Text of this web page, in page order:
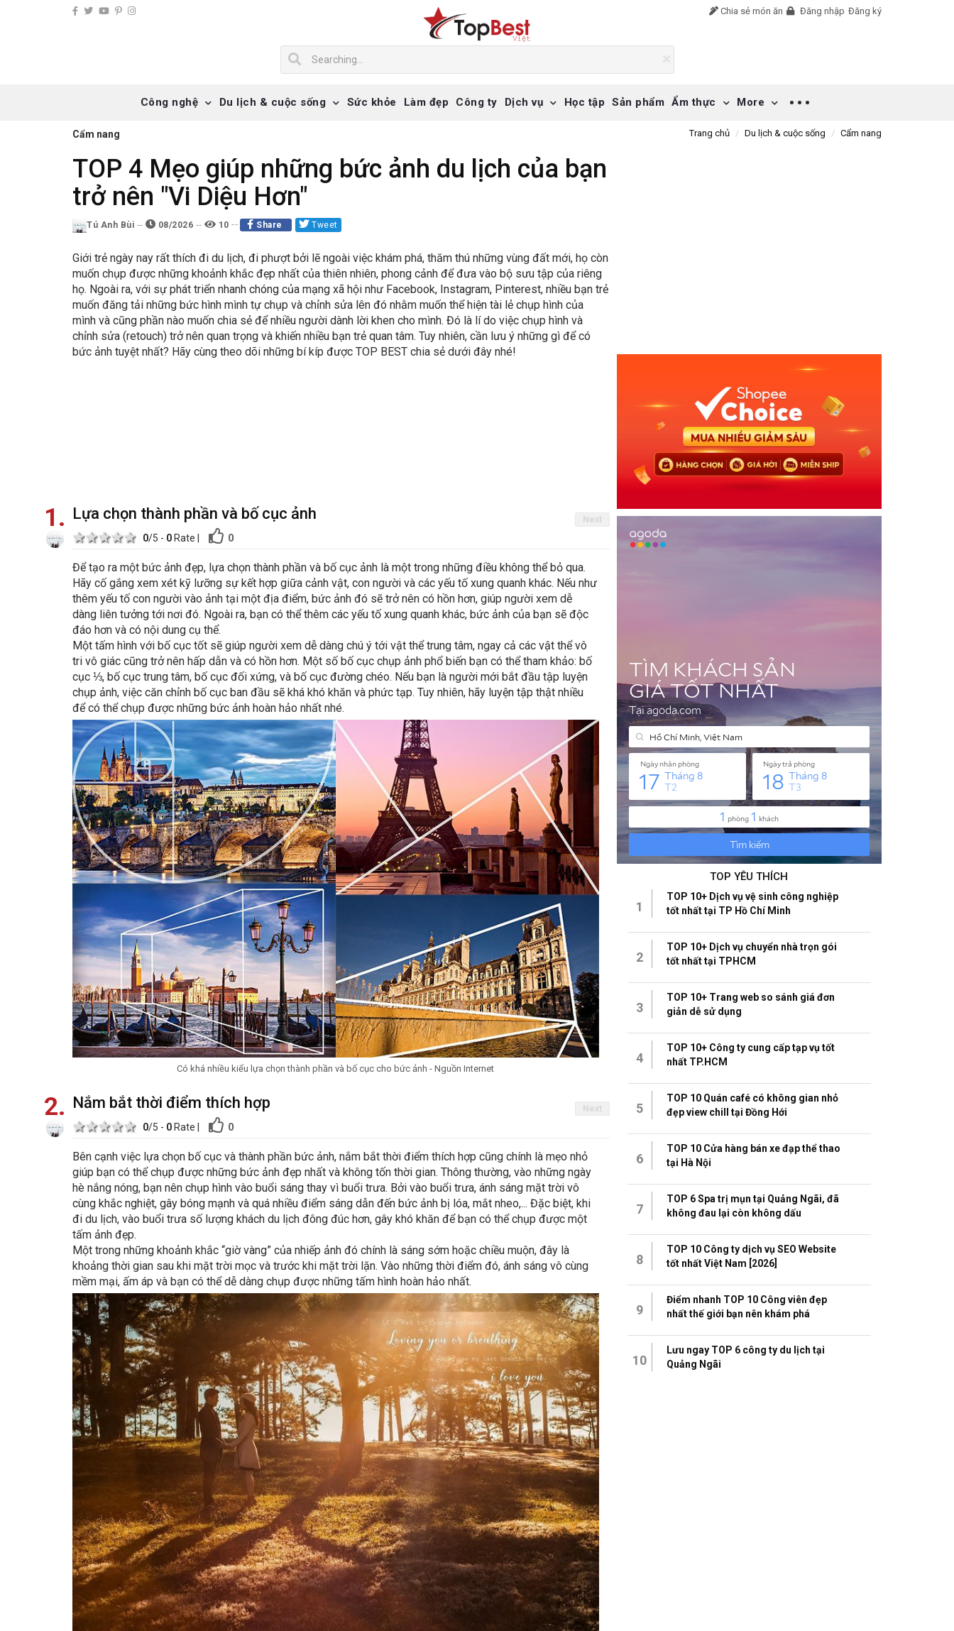
Chia sẻ món ăn Đăng nhập Đăng ký
Công nghệ Du lịch & cuộc sống Sức khỏe Làm đẹp Công ty Dịch vụ Học tập Sản phẩm Ẩm thực More
Cẩm nang Trang chủ Du lịch & cuộc sống Cẩm nang
TOP 4 Mẹo giúp những bức ảnh du lịch của bạn
trở nên "Vi Diệu Hơn"
Tú Anh Bùi 08/2026 10 Share Tweet
Giới trẻ ngày nay rất thích đi du lịch, đi phượt bởi lẽ ngoài việc khám phá, thăm thú những vùng đất mới, họ còn
muốn chụp được những khoảnh khắc đẹp nhất của thiên nhiên, phong cảnh để đưa vào bộ sưu tập của riêng
họ. Ngoài ra, với sự phát triển nhanh chóng của mạng xã hội như Facebook, Instagram, Pinterest, nhiều bạn trẻ
muốn đăng tải những bức hình mình tự chụp và chỉnh sửa lên đó nhằm muốn thể hiện tài lẻ chụp hình của
mình và cũng phần nào muốn chia sẻ để nhiều người dành lời khen cho mình. Đó là lí do việc chụp hình và
chỉnh sửa (retouch) trở nên quan trọng và khiến nhiều bạn trẻ quan tâm. Tuy nhiên, cần lưu ý những gì để có
bức ảnh tuyệt nhất? Hãy cùng theo dõi những bí kíp được TOP BEST chia sẻ dưới đây nhé!
Next
1 Lựa chọn thành phần và bố cục ảnh
5 stars
4 stars
3 stars
2 stars
1 star 0/5 - 0Rate | 0
Để tạo ra một bức ảnh đẹp, lựa chọn thành phần và bố cục ảnh là một trong những điều không thể bỏ qua.
Hãy cố gắng xem xét kỹ lưỡng sự kết hợp giữa cảnh vật, con người và các yếu tố xung quanh khác. Nếu như
thêm yếu tố con người vào ảnh tại một địa điểm, bức ảnh đó sẽ trở nên có hồn hơn, giúp người xem dễ
dàng liên tưởng tới nơi đó. Ngoài ra, bạn có thể thêm các yếu tố xung quanh khác, bức ảnh của bạn sẽ độc
đáo hơn và có nội dung cụ thể.
Một tấm hình với bố cục tốt sẽ giúp người xem dễ dàng chú ý tới vật thể trung tâm, ngay cả các vật thể vô
tri vô giác cũng trở nên hấp dẫn và có hồn hơn. Một số bố cục chụp ảnh phổ biến bạn có thể tham khảo: bố
cục ⅓, bố cục trung tâm, bố cục đối xứng, và bố cục đường chéo. Nếu bạn là người mới bắt đầu tập luyện
chụp ảnh, việc căn chỉnh bố cục ban đầu sẽ khá khó khăn và phức tạp. Tuy nhiên, hãy luyện tập thật nhiều
để có thể chụp được những bức ảnh hoàn hảo nhất nhé.
Có khá nhiều kiểu lựa chọn thành phần và bố cục cho bức ảnh - Nguồn Internet
Next
2 Nắm bắt thời điểm thích hợp
5 stars
4 stars
3 stars
2 stars
1 star 0/5 - 0 Rate 0
Bên cạnh việc lựa chọn bố cục và thành phần bức ảnh, nắm bắt thời điểm thích hợp cũng chính là mẹo nhỏ
giúp bạn có thể chụp được những bức ảnh đẹp nhất và không tốn thời gian. Thông thường, vào những ngày
hè nắng nóng, bạn nên chụp hình vào buổi sáng thay vì buổi trưa. Bởi vào buổi trưa, ánh sáng mặt trời vô
cùng khắc nghiệt, gây bóng mạnh và quá nhiều điểm sáng dẫn đến bức ảnh bị lóa, mắt nheo,... Đặc biệt, khi
đi du lịch, vào buổi trưa số lượng khách du lịch đông đúc hơn, gây khó khăn để bạn có thể chụp được một
tấm ảnh đẹp.
Một trong những khoảnh khắc “giờ vàng” của nhiếp ảnh đó chính là sáng sớm hoặc chiều muộn, đây là
khoảng thời gian sau khi mặt trời mọc và trước khi mặt trời lặn. Vào những thời điểm đó, ánh sáng vô cùng
mềm mại, ấm áp và bạn có thể dễ dàng chụp được những tấm hình hoàn hảo nhất.
TOP YÊU THÍCH
1
TOP 10+ Dịch vụ vệ sinh công nghiệp
tốt nhất tại TP Hồ Chí Minh
2
TOP 10+ Dịch vụ chuyển nhà trọn gói
tốt nhất tại TPHCM
3
TOP 10+ Trang web so sánh giá đơn
giản dễ sử dụng
4
TOP 10+ Công ty cung cấp tạp vụ tốt
nhất TP.HCM
5
TOP 10 Quán café có không gian nhỏ
đẹp view chill tại Đồng Hới
6
TOP 10 Cửa hàng bán xe đạp thể thao
tại Hà Nội
7
TOP 6 Spa trị mụn tại Quảng Ngãi, đã
không đau lại còn không dấu
8
TOP 10 Công ty dịch vụ SEO Website
tốt nhất Việt Nam [2026]
9
Điểm nhanh TOP 10 Công viên đẹp
nhất thế giới bạn nên khám phá
10
Lưu ngay TOP 6 công ty du lịch tại
Quảng Ngãi